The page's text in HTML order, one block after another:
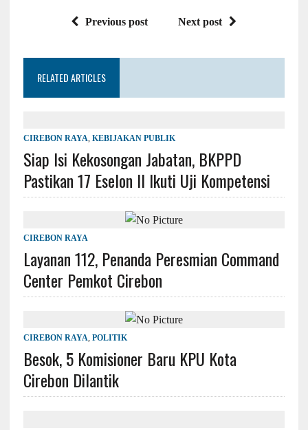
Previous post Next post
RELATED ARTICLES
CIREBON RAYA KEBIJAKAN PUBLIK
Siap Isi Kekosongan Jabatan, BKPPD
Pastikan 17 Eselon II Ikuti Uji Kompetensi
CIREBON RAYA
Layanan 112, Penanda Peresmian Command
Center Pemkot Cirebon
CIREBON RAYA POLITIK
Besok, 5 Komisioner Baru KPU Kota
Cirebon Dilantik